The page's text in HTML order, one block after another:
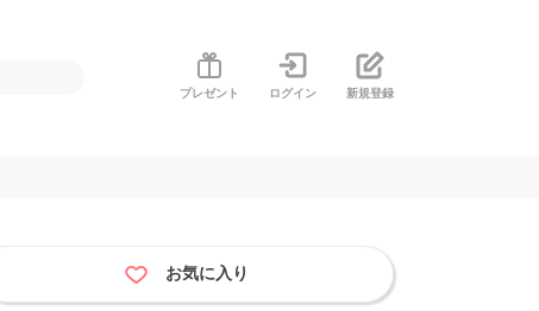
プレゼント ログイン 新規登録
お気に入り